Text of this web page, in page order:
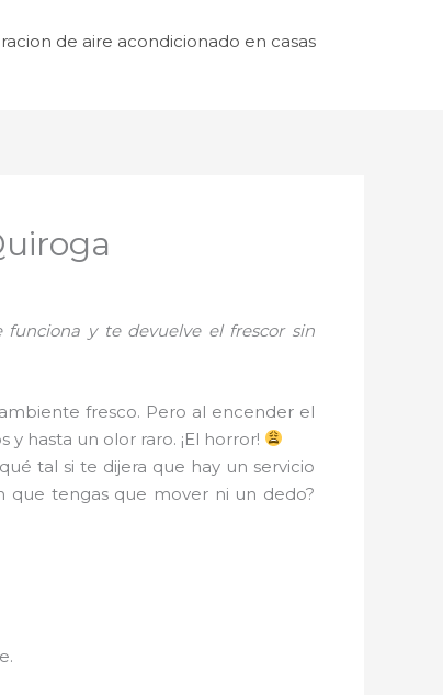
de aire acondicionado en casas
funciona y te devuelve el frescor sin
fresco. Pero al encender el
hasta un olor raro. ¡El horror!
tal si te dijera que hay un servicio
que tengas que mover ni un dedo?